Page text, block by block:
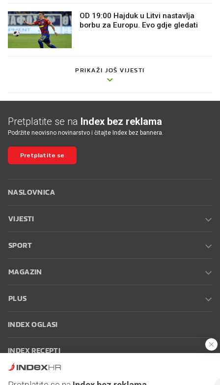
OD 19:00 Hajduk u Litvi nastavlja
borbu za Europu. Evo gdje gledati
PRIKAŽI JOŠ VIJESTI
Pretplatite se na Index bez reklama
Podržite neovisno novinarstvo i čitajte Index bez bannera.
Pretplatite se
NASLOVNICA
VIJESTI
SPORT
MAGAZIN
PLUS
INDEX OGLASI
INDEX RECEPTI